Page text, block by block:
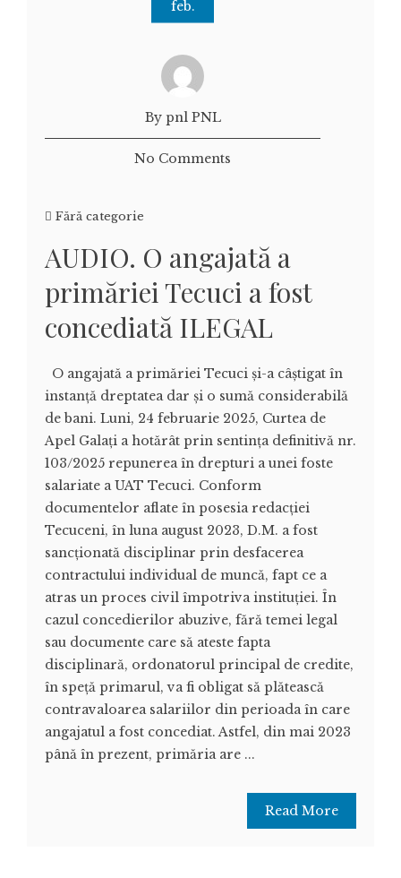
feb.
By pnl PNL
No Comments
Fără categorie
AUDIO. O angajată a
primăriei Tecuci a fost
concediată ILEGAL
O angajată a primăriei Tecuci și-a câștigat în
instanță dreptatea dar și o sumă considerabilă
de bani. Luni, 24 februarie 2025, Curtea de
Apel Galați a hotărât prin sentința definitivă nr.
103/2025 repunerea în drepturi a unei foste
salariate a UAT Tecuci. Conform
documentelor aflate în posesia redacției
Tecuceni, în luna august 2023, D.M. a fost
sancționată disciplinar prin desfacerea
contractului individual de muncă, fapt ce a
atras un proces civil împotriva instituției. În
cazul concedierilor abuzive, fără temei legal
sau documente care să ateste fapta
disciplinară, ordonatorul principal de credite,
în speță primarul, va fi obligat să plătească
contravaloarea salariilor din perioada în care
angajatul a fost concediat. Astfel, din mai 2023
până în prezent, primăria are ...
Read More